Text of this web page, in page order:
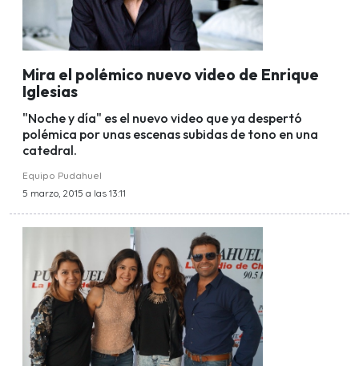
Mira el polémico nuevo video de Enrique
Iglesias
"Noche y día" es el nuevo video que ya despertó
polémica por unas escenas subidas de tono en una
catedral.
Equipo Pudahuel
5 marzo, 2015 a las 13:11